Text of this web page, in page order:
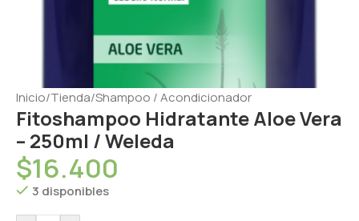
Inicio/Tienda/Shampoo / Acondicionador
Fitoshampoo Hidratante Aloe Vera
– 250ml / Weleda
$16.400
3 disponibles